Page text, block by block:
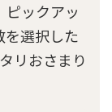
ックアッ
選択した
リおさまり